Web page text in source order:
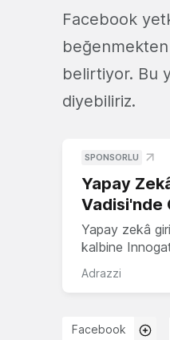
Facebook
belirtiyor. Bu
diyebiliriz.
SPONSORLU
Yapay
Vadisi'nde
Yapay zekâ
kalbine
Adrazzi
Facebook